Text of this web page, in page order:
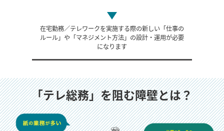
在宅勤務／テレワークを実施する際の新しい「仕事の
ルール」や「マネジメント方法」の設計・運用が必要
になります
「テレ総務」を阻む障壁とは？